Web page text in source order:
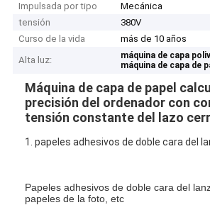
Impulsada por tipo
Mecánica
tensión
380V
Curso de la vida
más de 10 años
Alta luz:
máquina de capa
máquina de capa de
Máquina de capa de papel
precisión del ordenador con
tensión constante del lazo
1. papeles adhesivos de doble cara del
Papeles adhesivos de doble cara del
papeles de la foto, etc